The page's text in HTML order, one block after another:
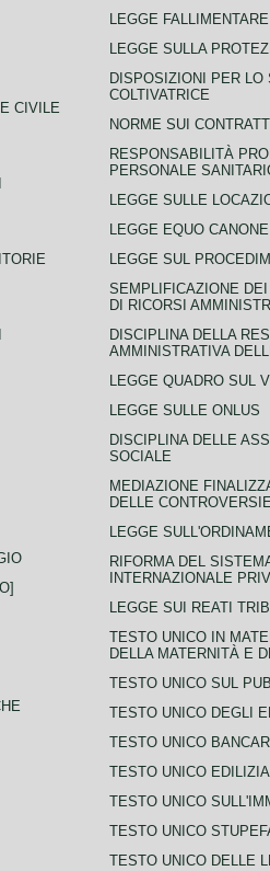
CIVILE
LEGGE FALLIMENTARE
LEGGE SULLA
DISPOSIZIONI PER
COLTIVATRICE
NORME SUI
RESPONSABILITÀ
PERSONALE
LEGGE SULLE
LEGGE EQUO CANONE
LEGGE SUL
SEMPLIFICAZIONE
DI RICORSI
DISCIPLINA DELLA
AMMINISTRATIVA
LEGGE QUADRO SUL
LEGGE SULLE ONLUS
DISCIPLINA DELLE
SOCIALE
MEDIAZIONE
DELLE
LEGGE
RIFORMA DEL
INTERNAZIONALE
LEGGE SUI REATI
TESTO UNICO IN
DELLA MATERNITÀ E
TESTO UNICO SUL
TESTO UNICO DEGLI
TESTO UNICO
TESTO UNICO EDILIZIA
TESTO UNICO
TESTO UNICO
TESTO UNICO DELLE